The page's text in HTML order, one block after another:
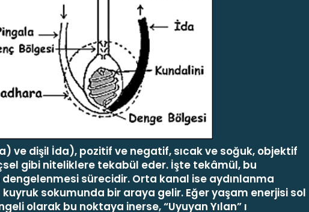
) ve dişil İda), pozitif ve negatif, sıcak ve soğuk, objektif
gibi niteliklere tekabül eder. İşte tekâmül, bu
sürecidir. Orta kanal ise aydınlanma
kuyruk sokumunda bir araya gelir. Eğer yaşam enerjisi sol
olarak bu noktaya inerse, “Uyuyan Yılan” ı